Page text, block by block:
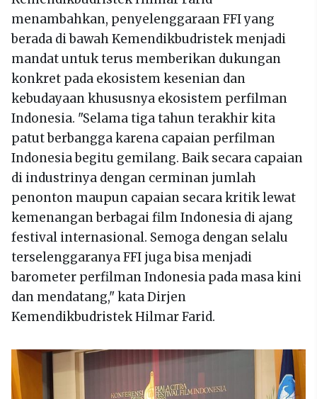
menambahkan, penyelenggaraan FFI yang
berada di bawah Kemendikbudristek menjadi
mandat untuk terus memberikan dukungan
konkret pada ekosistem kesenian dan
kebudayaan khususnya ekosistem perfilman
Indonesia. "Selama tiga tahun terakhir kita
patut berbangga karena capaian perfilman
Indonesia begitu gemilang. Baik secara capaian
di industrinya dengan cerminan jumlah
penonton maupun capaian secara kritik lewat
kemenangan berbagai film Indonesia di ajang
festival internasional. Semoga dengan selalu
terselenggaranya FFI juga bisa menjadi
barometer perfilman Indonesia pada masa kini
dan mendatang," kata Dirjen
Kemendikbudristek Hilmar Farid.